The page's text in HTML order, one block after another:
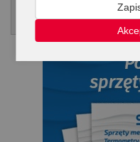
KLIKNIJ,